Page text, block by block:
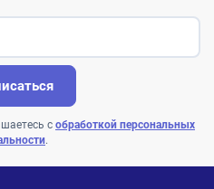
с обработкой персональных
.